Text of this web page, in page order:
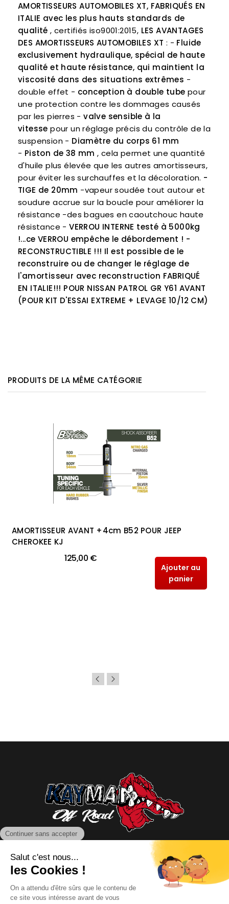
AMORTISSEURS AUTOMOBILES XT, FABRIQUÉS EN
ITALIE avec les plus hauts standards de
qualité , certifiés iso9001:2015, LES AVANTAGES
DES AMORTISSEURS AUTOMOBILES XT : - Fluide
exclusivement hydraulique, spécial de haute
qualité et haute résistance, qui maintient la
viscosité dans des situations extrêmes -
double effet - conception à double tube pour
une protection contre les dommages causés
par les pierres -valve sensible à la
vitesse pour un réglage précis du contrôle de la
suspension - Diamètre du corps 61 mm
- Piston de 38 mm , cela permet une quantité
d'huile plus élevée que les autres amortisseurs,
pour éviter les surchauffes et la décoloration. -
TIGE de 20mm -vapeur soudée tout autour et
soudure accrue sur la boucle pour améliorer la
résistance -des bagues en caoutchouc haute
résistance -VERROU INTERNE testé à 5000kg
!...ce VERROU empêche le débordement ! -
RECONSTRUCTIBLE !!! Il est possible de le
reconstruire ou de changer le réglage de
l'amortisseur avec reconstruction FABRIQUÉ
EN ITALIE!!! POUR NISSAN PATROL GR Y61 AVANT
(POUR KIT D'ESSAI EXTREME + LEVAGE 10/12 CM)
PRODUITS DE LA MÊME CATÉGORIE
AMORTISSEUR AVANT +4cm B52 POUR JEEP
CHEROKEE KJ
125,00 €
Ajouter au
panier
NOUS CONTACTER
INFORMATIONS